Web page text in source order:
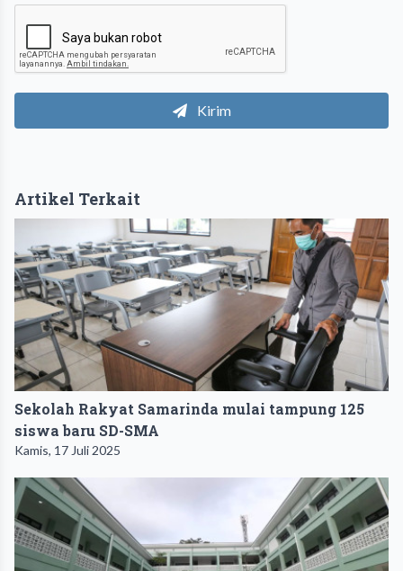
Kirim
Artikel Terkait
Sekolah Rakyat Samarinda mulai tampung 125
siswa baru SD-SMA
Kamis, 17 Juli 2025